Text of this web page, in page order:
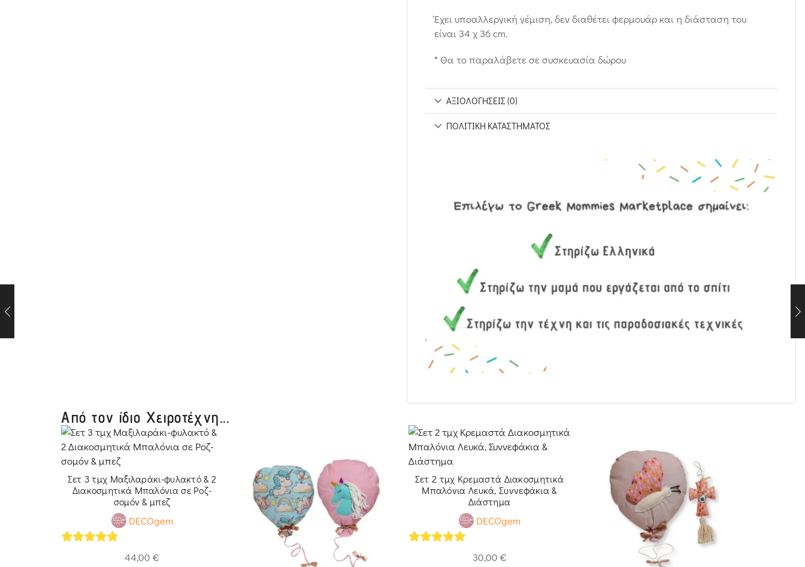
Έχει υποαλλεργική γέμιση, δεν διαθέτει φερμουάρ και η διάσταση του
είναι 34 χ 36 cm.
* Θα το παραλάβετε σε συσκευασία δώρου
ΑΞΙΟΛΟΓΉΣΕΙΣ (0)
ΠΟΛΙΤΙΚΉ ΚΑΤΑΣΤΉΜΑΤΟΣ
Από τον ίδιο Χειροτέχνη...
Σετ 3 τμχ Μαξιλαράκι-φυλακτό & 2
Διακοσμητικά Μπαλόνια σε Ροζ-
σομόν & μπεζ
DECOgem
44,00 €
Σετ 2 τμχ Κρεμαστά Διακοσμητικά
Μπαλόνια Λευκά, Συννεφάκια &
Διάστημα
DECOgem
30,00 €